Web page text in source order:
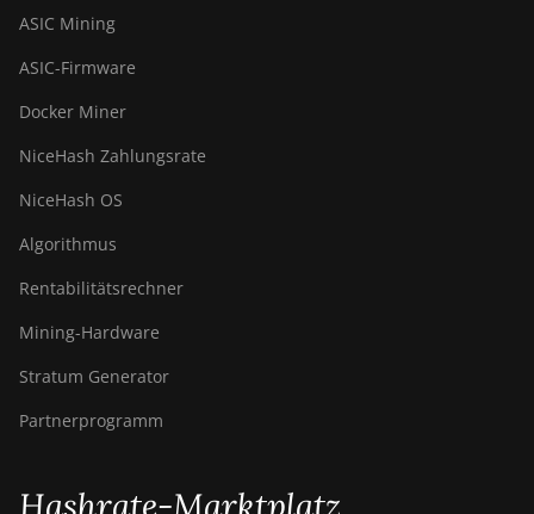
ASIC Mining
ASIC-Firmware
Docker Miner
NiceHash Zahlungsrate
NiceHash OS
Algorithmus
Rentabilitätsrechner
Mining-Hardware
Stratum Generator
Partnerprogramm